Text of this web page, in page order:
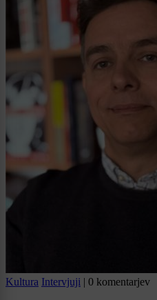
Kultura Intervjuji | 0 komentarjev